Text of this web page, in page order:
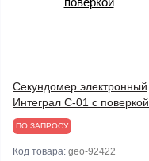
Секундомер электронный
Интеграл С-01 с поверкой
ПО ЗАПРОСУ
Код товара: geo-92422